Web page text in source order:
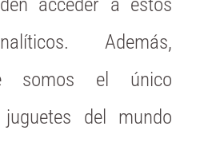
Además,
somos el único
del mundo